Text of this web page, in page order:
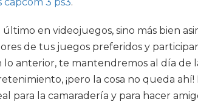
en videojuegos, sino más bien
de tus juegos preferidos y
anterior, te mantendremos al día de
¡pero la cosa no queda
para la camaradería y para hacer